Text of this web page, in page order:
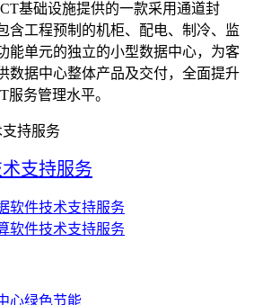
基础设施提供的一款采用通道封
含工程预制的机柜、配电、制冷、监
能单元的独立的小型数据中心，为客
数据中心整体产品及交付，全面提升
服务管理水平。
持服务
支持服务
软件技术支持服务
软件技术支持服务
心绿色节能